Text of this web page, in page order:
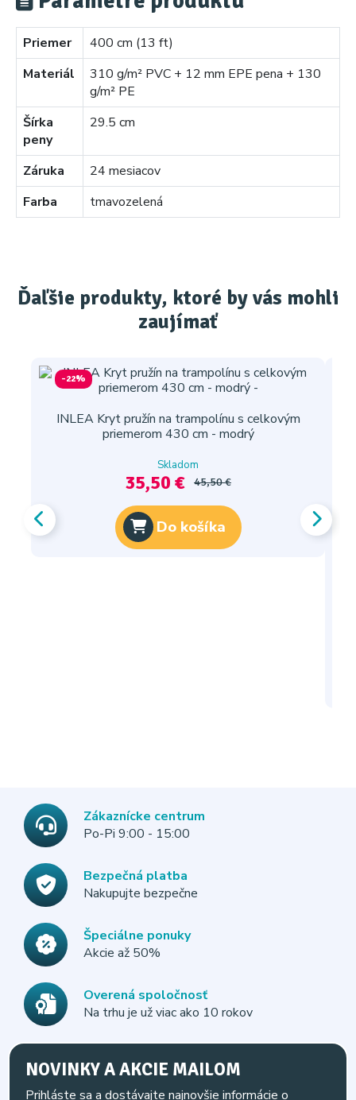
Priemer
400 cm (13 ft)
Materiál
310 g/m² PVC + 12 mm EPE pena + 130
g/m² PE
Šírka
peny
29.5 cm
Záruka
24 mesiacov
Farba
tmavozelená
Ďaľšie produkty, ktoré by vás mohli
zaujímať
-22%
INLEA Kryt pružín na trampolínu s celkovým
priemerom 430 cm - modrý
Skladom
35,50 € 45,50 €
Do košíka
Zákaznícke centrum
Po-Pi 9:00 - 15:00
Bezpečná platba
Nakupujte bezpečne
Špeciálne ponuky
Akcie až 50%
Overená spoločnosť
Na trhu je už viac ako 10 rokov
NOVINKY A AKCIE MAILOM
Prihláste sa a dostávajte najnovšie informácie o